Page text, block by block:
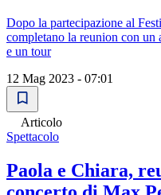
Dopo la partecipazione al
completano la reunion con
e un tour
12 Mag 2023 - 07:01
Articolo
Spettacolo
Paola e Chiara,